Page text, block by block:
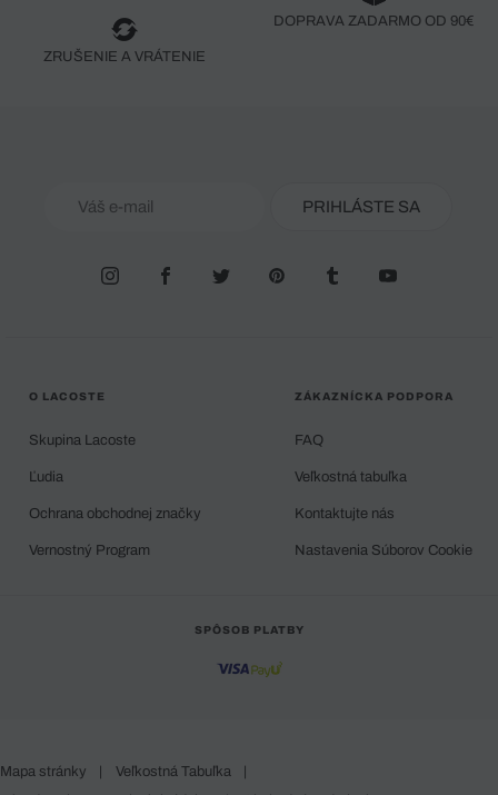
ZRUŠENIE A VRÁTENIE
DOPRAVA ZADARMO OD 90€
PRIHLÁSTE SA
O LACOSTE
Skupina Lacoste
Ľudia
Ochrana obchodnej značky
Vernostný Program
ZÁKAZNÍCKA PODPORA
FAQ
Veľkostná tabuľka
Kontaktujte nás
Nastavenia Súborov Cookie
SPÔSOB PLATBY
Mapa stránky Veľkostná Tabuľka